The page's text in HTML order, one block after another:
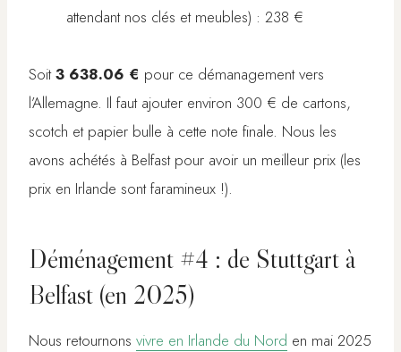
attendant nos clés et meubles) : 238 €
Soit3 638.06 € pour ce démanagement vers
l’Allemagne. Il faut ajouter environ 300 € de cartons,
scotch et papier bulle à cette note finale. Nous les
avons achétés à Belfast pour avoir un meilleur prix (les
prix en Irlande sont faramineux !).
Déménagement #4 : de Stuttgart à
Belfast (en 2025)
Nous retournons vivre en Irlande du Nord en mai 2025